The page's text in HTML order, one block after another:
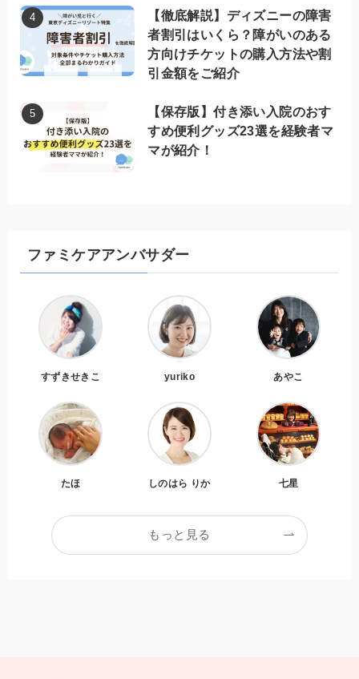
【徹底解説】ディズニーの障害
者割引はいくら？障がいのある
方向けチケットの購入方法や割
引金額をご紹介
【保存版】付き添い入院のおす
すめ便利グッズ23選を経験者マ
マが紹介！
ファミケアアンバサダー
すずきせきこ yuriko あやこ
たほ しのはら りか 七星
もっと見る